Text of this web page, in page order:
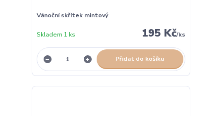
Vánoční skřítek mintový
195 Kč/ks
Skladem 1 ks
Přidat do košíku